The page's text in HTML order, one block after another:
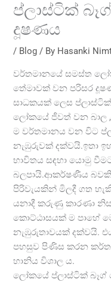
ප්ලාස්ටික්
දූෂණය
/ Blog / By Hasanki
වර්තමානයේ සමස්ත
තේමාවක් වන පරිසර
සාධකයක් ලෙස
ලෝකයේ ජීවත් වන
ම වර්තමානය වන විට
නැඹුරුවක් දක්වයි.ඉතා
භාවිතය සඳහා යොමු
බලපායි.ආකර්ෂණීය
පිරිවැයකින් මිලදී ගත
යනාදී කරුණු කාරණා
කොට්ඨාසයක් ම පාහේ
නැඹුරුතාවයක් දක්වයි.
පහසුව පිණිස කරන
හානිය විශාල ය.
ලෝකයේ ප්ලාස්ටික්